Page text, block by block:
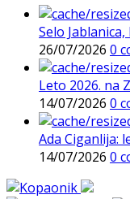
Selo
26/07/2026 0
Leto 2026. na
14/07/2026 0
Ada Ciganlija:
14/07/2026 0